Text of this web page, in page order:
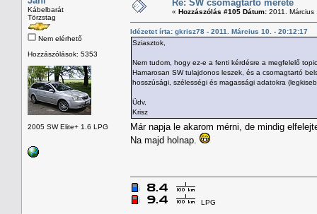
Kábelbarát
Törzstag
Nem elérhető
Hozzászólások: 5353
2005 SW Elite+ 1.6 LPG
Re: SW csomagtartó mérete
« Hozzászólás #105 Dátum: 2011.
Idézetet írta: gkrisz78 - 2011. Március 10. - 20:12:17
Sziasztok,
Nem tudom, hogy ez-e a fenti kérdésre a megfelelő
Hamarosan SW tulajdonos leszek, és a csomagtartó
hosszúsági, szélességi és magassági adatokra
Üdv,
Krisz
Már napja le akarom mérni, de mindig
Na majd holnap.
LPG